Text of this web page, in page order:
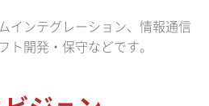
インテグレーション、情報通信
ト開発・保守などです。